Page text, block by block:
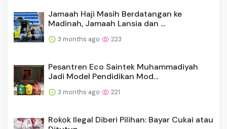
Jamaah Haji Masih Berdatangan ke
Madinah, Jamaah Lansia dan ...
3 months ago 223
Pesantren Eco Saintek Muhammadiyah
Jadi Model Pendidikan Mod...
3 months ago 221
Rokok Ilegal Diberi Pilihan: Bayar Cukai atau